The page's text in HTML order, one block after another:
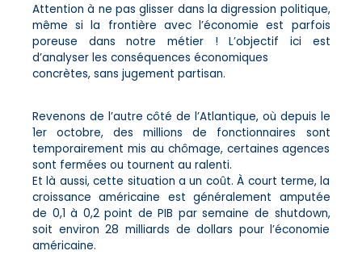
Attention à ne pas glisser dans la digression politique,
même si la frontière avec l’économie est parfois
poreuse dans notre métier ! L’objectif ici est
d’analyser les conséquences économiques
concrètes, sans jugement partisan.
Revenons de l’autre côté de l’Atlantique, où depuis le
1er octobre, des millions de fonctionnaires sont
temporairement mis au chômage, certaines agences
sont fermées ou tournent au ralenti.
Et là aussi, cette situation a un coût. À court terme, la
croissance américaine est généralement amputée
de 0,1 à 0,2 point de PIB par semaine de shutdown,
soit environ 28 milliards de dollars pour l’économie
américaine.